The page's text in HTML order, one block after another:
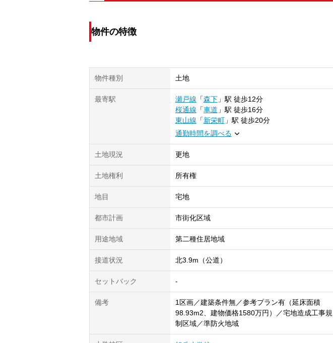
物件の特徴
物件種別 土地
最寄駅 瀬戸線 「森下」駅 徒歩12分
桜通線 「車道 」駅 徒歩16分
東山線 「新栄町」駅 徒歩20分
通勤時間を調べる
土地現況 更地
土地権利 所有権
地目 宅地
都市計画 市街化区域
用途地域 第二種住居地域
接道状況 北3.9m（公道）
セットバック -
備考
1区画／建築条件無／参考プラン有（延床面積
98.93m2、建物価格1580万円）／宅地造成工事規
制区域／準防火地域